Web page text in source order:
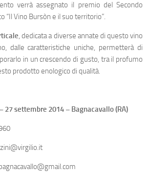
verrà assegnato il premio del Secondo
“Il Vino Bursòn e il suo territorio”.
, dedicata a diverse annate di questo vino
dalle caratteristiche uniche, permetterà di
in un crescendo di gusto, tra il profumo
prodotto enologico di qualità.
27 settembre 2014 – Bagnacavallo (RA)